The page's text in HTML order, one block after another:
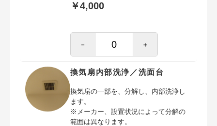
￥4,000
－ ＋
換気扇内部洗浄／洗面台
換気扇の一部を、分解し、内部洗浄し
ます。
※メーカー、設置状況によって分解の
範囲は異なります。